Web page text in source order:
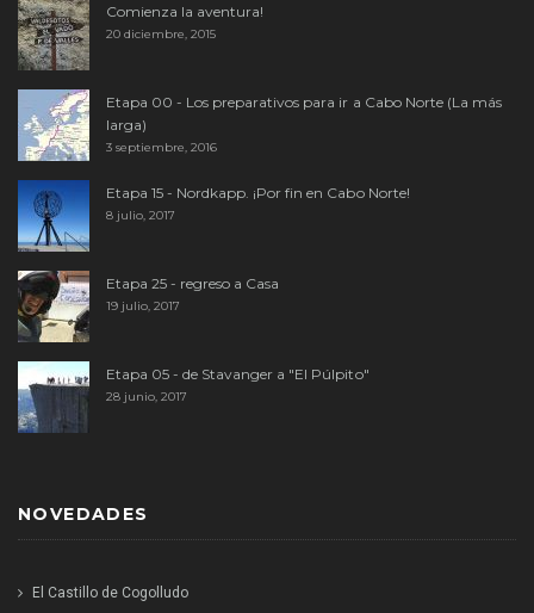
Comienza la aventura!
20 diciembre, 2015
Etapa 00 - Los preparativos para ir a Cabo Norte (La más
larga)
3 septiembre, 2016
Etapa 15 - Nordkapp. ¡Por fin en Cabo Norte!
8 julio, 2017
Etapa 25 - regreso a Casa
19 julio, 2017
Etapa 05 - de Stavanger a "El Púlpito"
28 junio, 2017
NOVEDADES
El Castillo de Cogolludo